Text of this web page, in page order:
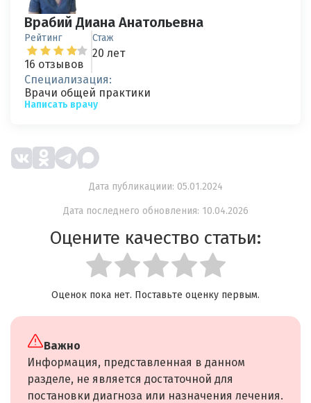
Врабий Диана Анатольевна
Рейтинг
16 отзывов
Стаж
20 лет
Специализация:
Врачи общей практики
Написать врачу
Дата публикациии: 05.01.2024
Дата последнего обновления: 10.04.2026
Оцените качество статьи:
Оценок пока нет. Поставьте оценку первым.
Важно
Информация, представленная в данном
разделе, не является достаточной для
постановки диагноза или назначения лечения.